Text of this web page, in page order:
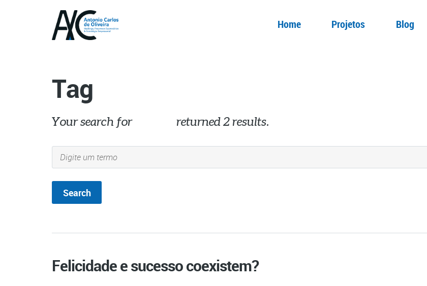
Home Projetos Blog
Tag
Your search for returned 2 results.
Felicidade e sucesso coexistem?